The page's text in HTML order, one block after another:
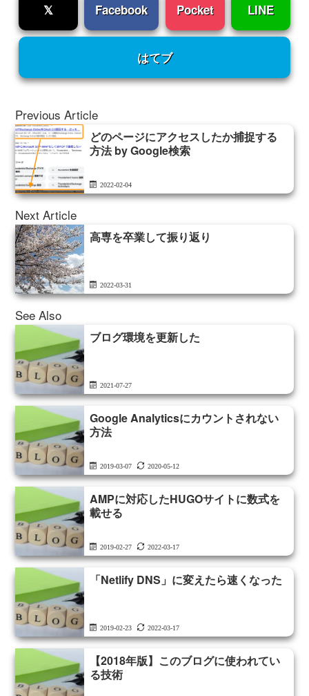
𝕏 Facebook Pocket LINE
はてブ
Previous Article
どのページにアクセスしたか捕捉する
方法 by Google検索
2022-02-04
Next Article
高専を卒業して振り返り
2022-03-31
See Also
ブログ環境を更新した
2021-07-27
Google Analyticsにカウントされない
方法
2019-03-07 2020-05-12
AMPに対応したHUGOサイトに数式を
載せる
2019-02-27 2022-03-17
「Netlify DNS」に変えたら速くなった
2019-02-23 2022-03-17
【2018年版】このブログに使われてい
る技術